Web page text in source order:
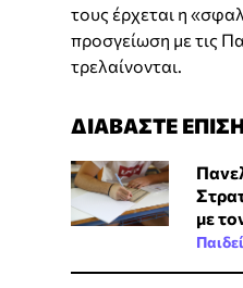
τους έρχεται η
προσγείωση με τις
τρελαίνονται.
ΔΙΑΒΑΣΤΕ
με